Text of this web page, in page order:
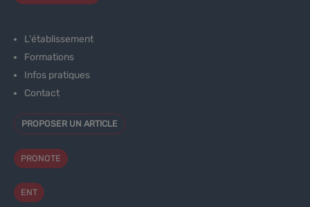
L'établissement
Formations
Infos pratiques
Contact
PROPOSER UN ARTICLE
PRONOTE
ENT